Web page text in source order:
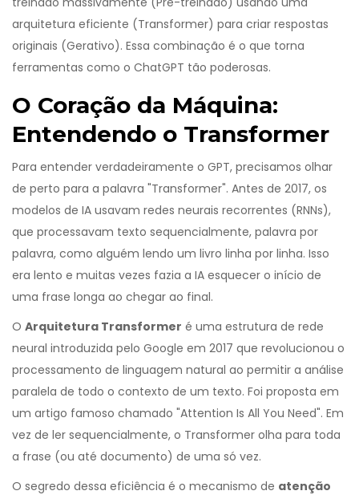
arquitetura eficiente (Transformer) para criar respostas
originais (Gerativo). Essa combinação é o que torna
ferramentas como o ChatGPT tão poderosas.
O Coração da Máquina:
Entendendo o Transformer
Para entender verdadeiramente o GPT, precisamos olhar
de perto para a palavra "Transformer". Antes de 2017, os
modelos de IA usavam redes neurais recorrentes (RNNs),
que processavam texto sequencialmente, palavra por
palavra, como alguém lendo um livro linha por linha. Isso
era lento e muitas vezes fazia a IA esquecer o início de
uma frase longa ao chegar ao final.
O Arquitetura Transformer é uma estrutura de rede
neural introduzida pelo Google em 2017 que revolucionou o
processamento de linguagem natural ao permitir a análise
paralela de todo o contexto de um texto. Foi proposta em
um artigo famoso chamado "Attention Is All You Need". Em
vez de ler sequencialmente, o Transformer olha para toda
a frase (ou até documento) de uma só vez.
O segredo dessa eficiência é o mecanismo de atenção